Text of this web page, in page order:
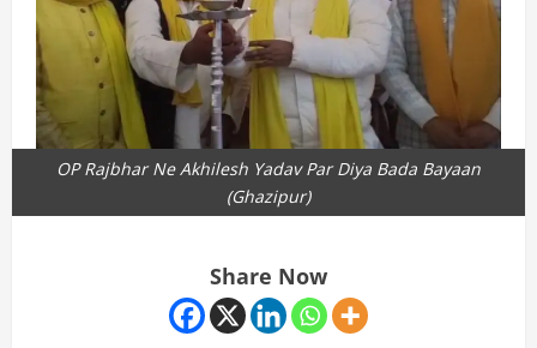
OP Rajbhar Ne Akhilesh Yadav Par Diya Bada Bayaan
(Ghazipur)
Share Now